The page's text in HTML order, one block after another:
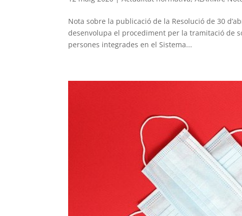
Nota sobre la publicació de la Resolució de 30
desenvolupa el procediment per la tramitació de
persones integrades en el Sistema...